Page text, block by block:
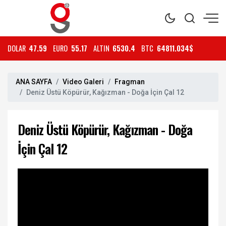
DOLAR 47.59 EURO 55.17 ALTIN 6530.4 BTC 64811.034$
ANA SAYFA Video Galeri
Fragman
Deniz Üstü Köpürür, Kağızman - Doğa İçin Çal 12
Deniz Üstü Köpürür, Kağızman - Doğa
İçin Çal 12